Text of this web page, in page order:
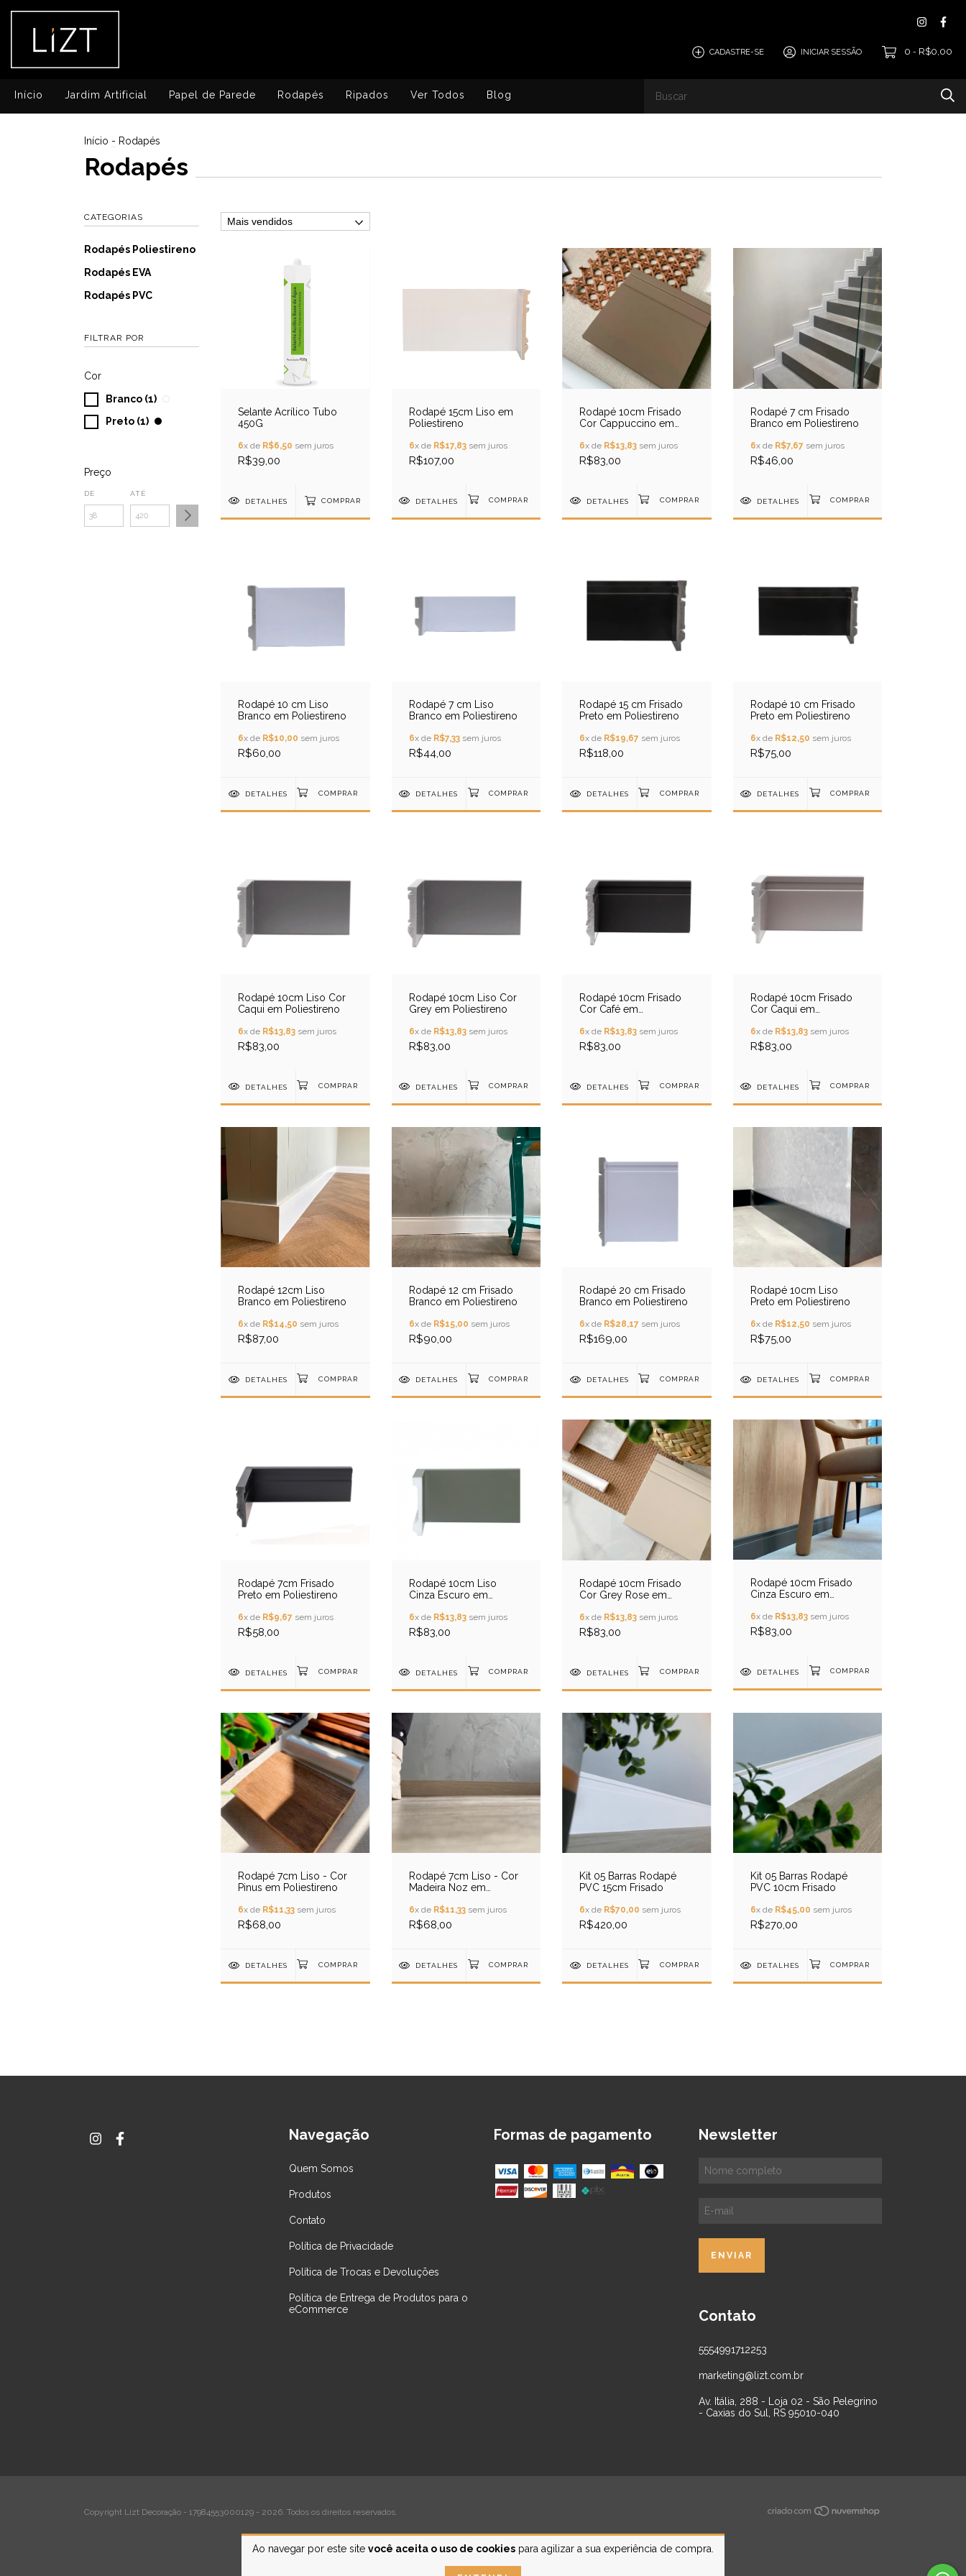
CADASTRE-SE INICIAR SESSÃO 0 - R$0,00
Início Jardim Artificial Papel de Parede Rodapés Ripados Ver Todos Blog
Ao navegar por este site você aceita o uso de cookies para agilizar a sua experiência de compra.
Início - Rodapés
Rodapés
CATEGORIAS
Rodapés Poliestireno
Rodapés EVA
Rodapés PVC
FILTRAR POR
Cor
Branco (1)
Preto (1)
Preço
DE ATÉ
Selante Acrílico Tubo
450G
6x de R$6,50 sem juros
R$39,00
DETALHES COMPRAR
Rodapé 15cm Liso em
Poliestireno
6x de R$17,83sem juros
R$107,00
DETALHES
Rodapé 10cm Frisado
Cor Cappuccino em
6x de R$13,83 sem juros
R$83,00
DETALHES
Rodapé 7 cm Frisado
Branco em Poliestireno
6x de R$7,67sem juros
R$46,00
DETALHES
Rodapé 10 cm Liso
Branco em Poliestireno
6x de R$10,00 sem juros
R$60,00
DETALHES
Rodapé 7 cm Liso
Branco em Poliestireno
6x de R$7,33sem juros
R$44,00
DETALHES
Rodapé 15 cm Frisado
Preto em Poliestireno
6x de R$19,67 sem juros
R$118,00
DETALHES
Rodapé 10 cm Frisado
Preto em Poliestireno
6x de R$12,50 sem juros
R$75,00
DETALHES
Rodapé 10cm Liso Cor
Caqui em Poliestireno
6x de R$13,83 sem juros
R$83,00
DETALHES
Rodapé 10cm Liso Cor
Grey em Poliestireno
6x de R$13,83sem juros
R$83,00
DETALHES
Rodapé 10cm Frisado
Cor Café em
6x de R$13,83 sem juros
R$83,00
DETALHES
Rodapé 10cm Frisado
Cor Caqui em
6x de R$13,83sem juros
R$83,00
DETALHES
Rodapé 12cm Liso
Branco em Poliestireno
6x de R$14,50 sem juros
R$87,00
DETALHES
Rodapé 12 cm Frisado
Branco em Poliestireno
6x de R$15,00 sem juros
R$90,00
DETALHES
Rodapé 20 cm Frisado
Branco em Poliestireno
6x de R$28,17 sem juros
R$169,00
DETALHES
Rodapé 10cm Liso
Preto em Poliestireno
6x de R$12,50 sem juros
R$75,00
DETALHES
Rodapé 7cm Frisado
Preto em Poliestireno
6x de R$9,67 sem juros
R$58,00
DETALHES
Rodapé 10cm Liso
Cinza Escuro em
6x de R$13,83sem juros
R$83,00
DETALHES
Rodapé 10cm Frisado
Cor Grey Rose em
6x de R$13,83 sem juros
R$83,00
DETALHES
Rodapé 10cm Frisado
Cinza Escuro em
6x de R$13,83sem juros
R$83,00
DETALHES
Rodapé 7cm Liso - Cor
Pinus em Poliestireno
6x de R$11,33 sem juros
R$68,00
DETALHES
Rodapé 7cm Liso - Cor
Madeira Noz em
6x de R$11,33sem juros
R$68,00
DETALHES
Kit 05 Barras Rodapé
PVC 15cm Frisado
6x de R$70,00 sem juros
R$420,00
DETALHES
Kit 05 Barras Rodapé
PVC 10cm Frisado
6x de R$45,00 sem juros
R$270,00
DETALHES
Navegação
Quem Somos
Produtos
Contato
Política de Privacidade
Política de Trocas e Devoluções
Política de Entrega de Produtos para o
eCommerce
Formas de pagamento Newsletter
Contato
5554991712253
marketing@lizt.com.br
Av. Itália, 288 - Loja 02 - São Pelegrino
- Caxias do Sul, RS 95010-040
Copyright Lizt Decoração - 17984553000129 - 2026. Todos os direitos reservados.